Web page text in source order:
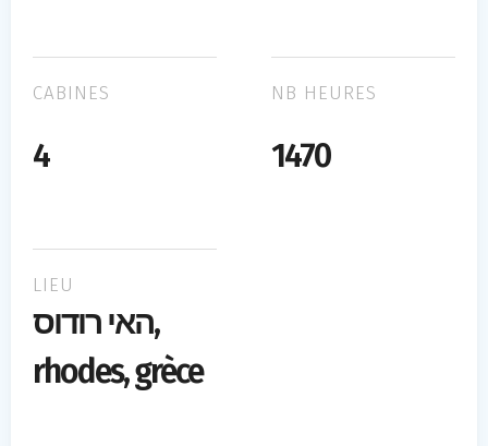
CABINES
4
NB HEURES
1470
LIEU
האי רודוס,
rhodes, grèce